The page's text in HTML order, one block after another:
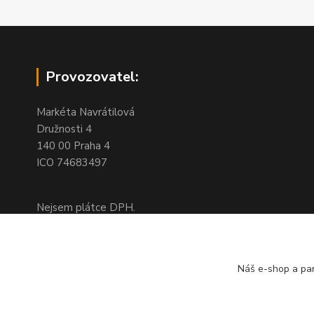
Provozovatel:
Markéta Navrátilová
Družnosti 4
140 00 Praha 4
ICO 74683497
Nejsem plátce DPH.
Náš e-shop a